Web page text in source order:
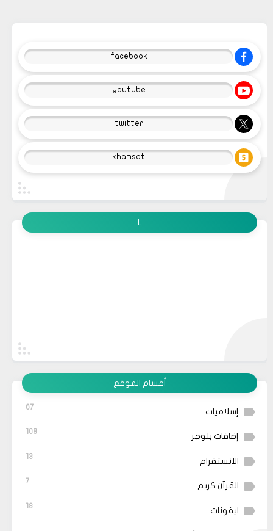
facebook
youtube
twitter
khamsat
L
أقسام الموقع
إسلاميات 67
إضافات بلوجر 108
الانستقرام 13
القرآن كريم 7
ايقونات 18